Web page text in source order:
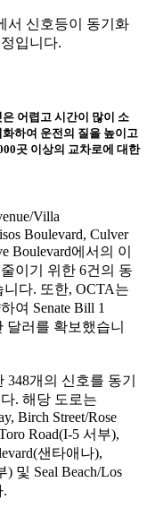
서 신호등이 동기화
입니다.
어렵고 시간이 많이 소
하여 운전의 질을 높이고
곳 이상의 교차로에 대한
Villa
Boulevard, Culver
Boulevard에서의 이
이기 위한 6건의 동
다. 또한, OCTA는
여 Senate Bill 1
달러를 확보했습니
개의 신호를 동기
. 해당 도로는
Birch Street/Rose
Road(I-5 서부),
샌타애나),
) 및 Seal Beach/Los
.